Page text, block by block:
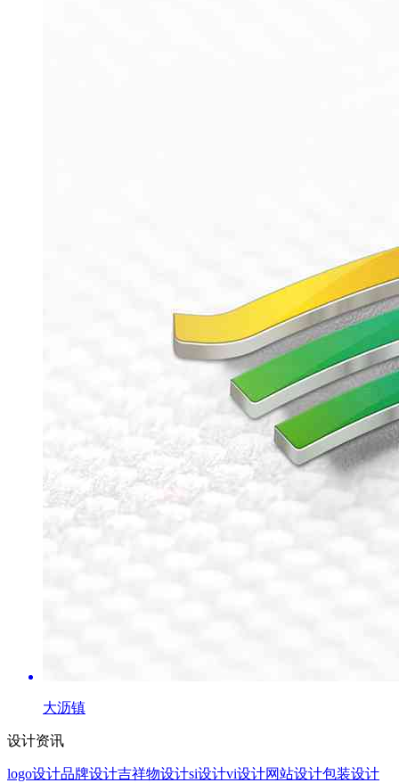
大沥镇
设计资讯
logo设计品牌设计吉祥物设计si设计vi设计网站设计包装设计